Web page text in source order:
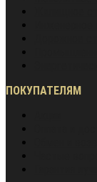
ПОКУПАТЕЛЯМ